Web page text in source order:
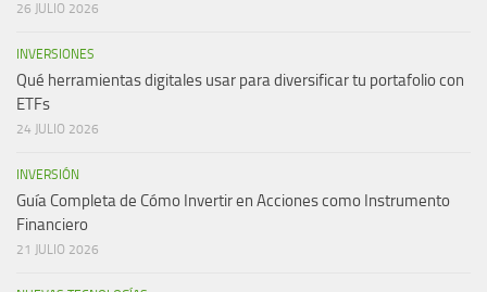
26 JULIO 2026
INVERSIONES
Qué herramientas digitales usar para diversificar tu portafolio con
ETFs
24 JULIO 2026
INVERSIÓN
Guía Completa de Cómo Invertir en Acciones como Instrumento
Financiero
21 JULIO 2026